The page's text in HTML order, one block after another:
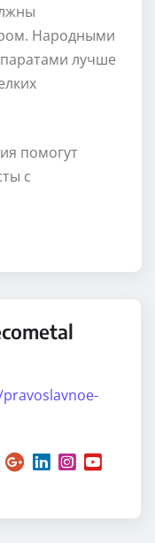
Народными
лучше
помогут
с